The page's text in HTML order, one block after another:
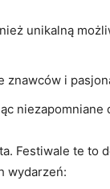
unikalną
znawców ⁣i
niezapomniane
Festiwale te ⁢to
wydarzeń: